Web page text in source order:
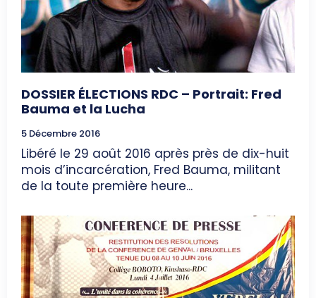
DOSSIER ÉLECTIONS RDC – Portrait: Fred
Bauma et la Lucha
5 Décembre 2016
Libéré le 29 août 2016 après près de dix-huit
mois d’incarcération, Fred Bauma, militant
de la toute première heure...